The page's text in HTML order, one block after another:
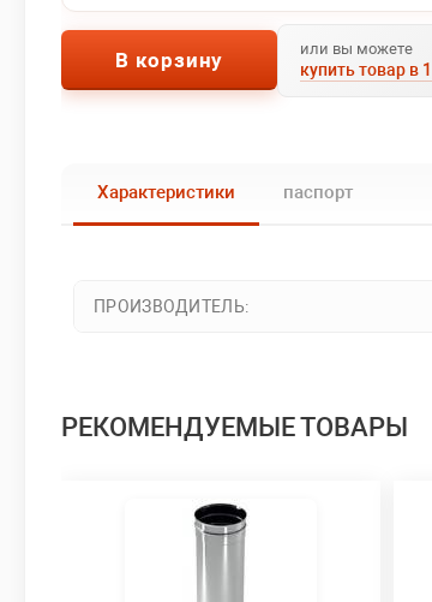
В корзину или вы можете
купить товар в
Характеристики паспорт
ПРОИЗВОДИТЕЛЬ:
РЕКОМЕНДУЕМЫЕ ТОВАРЫ